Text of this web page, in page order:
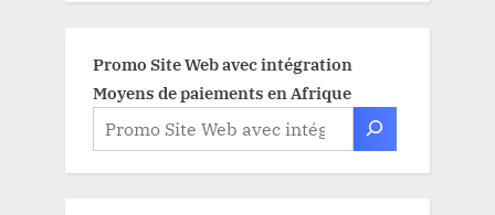
Promo Site Web avec intégration
Moyens de paiements en Afrique